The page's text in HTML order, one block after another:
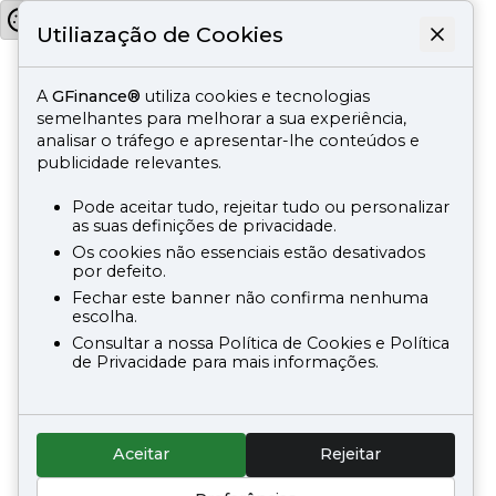
Utiliazação de Cookies
AGFinance® utiliza cookies e tecnologias
semelhantes para melhorar a sua experiência,
analisar o tráfego e apresentar-lhe conteúdos e
publicidade relevantes.
Pode aceitar tudo, rejeitar tudo ou personalizar
as suas definições de privacidade.
Os cookies não essenciais estão desativados
por defeito.
Fechar este banner não confirma nenhuma
escolha.
Consultar a nossa Política de Cookies e Política
de Privacidade para mais informações.
Aceitar Rejeitar